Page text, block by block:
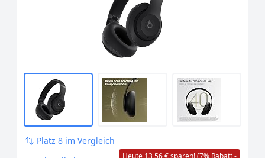
Kompatibilität - Schwarz
Platz 8 im Vergleich
Heute 13,56 € sparen! (7% Rabatt -